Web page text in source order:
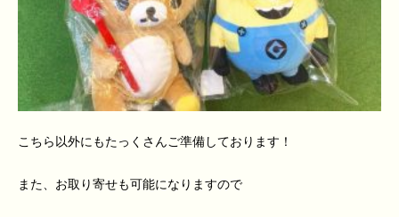
こちら以外にもたっくさんご準備しております！
また、お取り寄せも可能になりますので